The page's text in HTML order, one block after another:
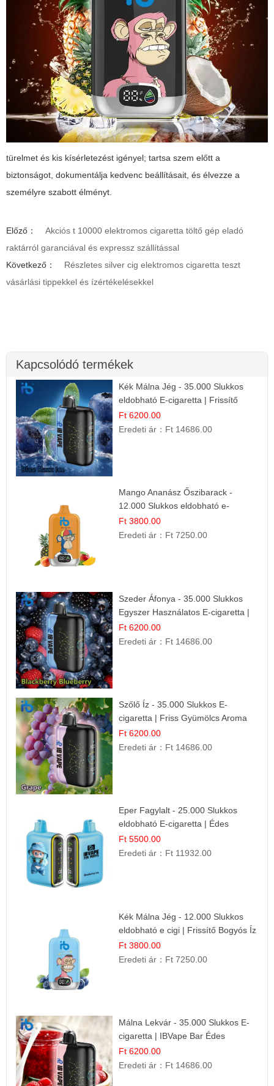
türelmet és kis kísérletezést igényel; tartsa szem előtt a
biztonságot, dokumentálja kedvenc beállításait, és élvezze a
személyre szabott élményt.
Előző：
Akciós t 10000 elektromos cigaretta töltő gép eladó
raktárról garanciával és expressz szállítással
Következő：
Részletes silver cig elektromos cigaretta teszt
vásárlási tippekkel és ízértékelésekkel
Kapcsolódó termékek
Kék Málna Jég - 35.000 Slukkos
eldobható E-cigaretta | Frissítő
Ízélmény
Ft 6200.00
Eredeti ár： Ft 14686.00
Mango Ananász Őszibarack -
12.000 Slukkos eldobható e-
Cigaretta
Ft 3800.00
Eredeti ár： Ft 7250.00
Szeder Áfonya - 35.000 Slukkos
Egyszer Használatos E-cigaretta |
Prémium Ízélmény
Ft 6200.00
Eredeti ár： Ft 14686.00
Szőlő Íz - 35.000 Slukkos E-
cigaretta | Friss Gyümölcs Aroma
Ft 6200.00
Eredeti ár： Ft 14686.00
Eper Fagylalt - 25.000 Slukkos
eldobható E-cigaretta | Édes
Desszert Íz
Ft 5500.00
Eredeti ár： Ft 11932.00
Kék Málna Jég - 12.000 Slukkos
eldobható e cigi | Frissítő Bogyós Íz
Ft 3800.00
Eredeti ár： Ft 7250.00
Málna Lekvár - 35.000 Slukkos E-
cigaretta | IBVape Bar Édes
Gyümölcs Íz
Ft 6200.00
Eredeti ár： Ft 14686.00